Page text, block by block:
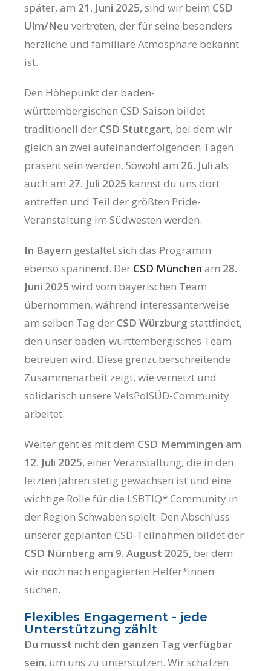
später, am 21. Juni 2025, sind wir beim CSD
Ulm/Neu vertreten, der für seine besonders
herzliche und familiäre Atmosphäre bekannt
ist.
Den Höhepunkt der baden-
württembergischen CSD-Saison bildet
traditionell der CSD Stuttgart, bei dem wir
gleich an zwei aufeinanderfolgenden Tagen
präsent sein werden. Sowohl am 26. Juli als
auch am 27. Juli 2025 kannst du uns dort
antreffen und Teil der größten Pride-
Veranstaltung im Südwesten werden.
In Bayern gestaltet sich das Programm
ebenso spannend. Der CSD München am 28.
Juni 2025 wird vom bayerischen Team
übernommen, während interessanterweise
am selben Tag der CSD Würzburg stattfindet,
den unser baden-württembergisches Team
betreuen wird. Diese grenzüberschreitende
Zusammenarbeit zeigt, wie vernetzt und
solidarisch unsere VelsPolSÜD-Community
arbeitet.
Weiter geht es mit dem CSD Memmingen am
12. Juli 2025, einer Veranstaltung, die in den
letzten Jahren stetig gewachsen ist und eine
wichtige Rolle für die LSBTIQ* Community in
der Region Schwaben spielt. Den Abschluss
unserer geplanten CSD-Teilnahmen bildet der
CSD Nürnberg am 9. August 2025, bei dem
wir noch nach engagierten Helfer*innen
suchen.
Flexibles Engagement - jede
Unterstützung zählt
Du musst nicht den ganzen Tag verfügbar
sein, um uns zu unterstützen. Wir schätzen